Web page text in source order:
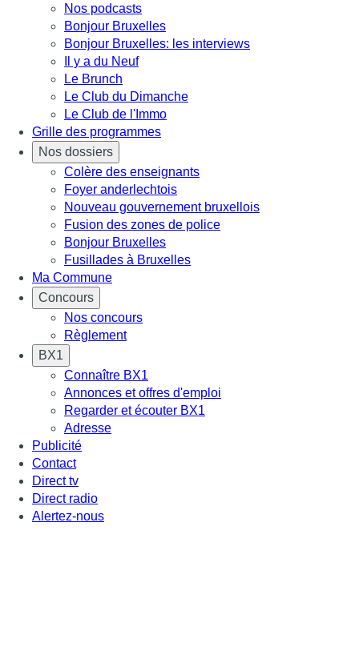
Nos podcasts
Bonjour Bruxelles
Bonjour Bruxelles: les interviews
Il y a du Neuf
Le Brunch
Le Club du Dimanche
Le Club de l'Immo
Grille des programmes
Nos dossiers
Colère des enseignants
Foyer anderlechtois
Nouveau gouvernement bruxellois
Fusion des zones de police
Bonjour Bruxelles
Fusillades à Bruxelles
Ma Commune
Concours
Nos concours
Règlement
BX1
Connaître BX1
Annonces et offres d'emploi
Regarder et écouter BX1
Adresse
Publicité
Contact
Direct tv
Direct radio
Alertez-nous